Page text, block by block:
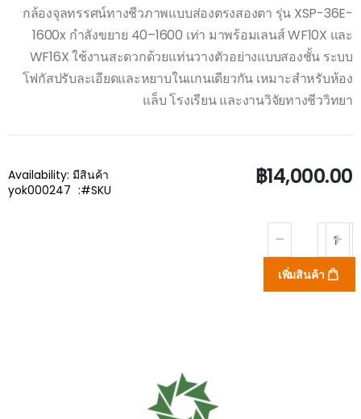
กล้องจุลทรรศน์ทางชีวภาพแบบส่องตรงสองตา รุ่น XSP-36E-
1600x กำลังขยาย 40–1600 เท่า มาพร้อมเลนส์ WF10X และ
WF16X ใช้งานสะดวกด้วยแท่นวางตัวอย่างแบบสองชั้น ระบบ
โฟกัสปรับละเอียดและหยาบในแกนเดียวกัน เหมาะสำหรับห้อง
แล็บ โรงเรียน และงานวิจัยทางชีววิทยา
฿14,000.00
Availability: มีสินค้า
SKU
yok000247
เพิ่มสินค้า